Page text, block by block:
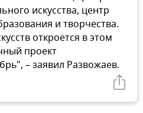
искусства, центр
и творчества.
откроется в этом
проект
– заявил Развожаев.